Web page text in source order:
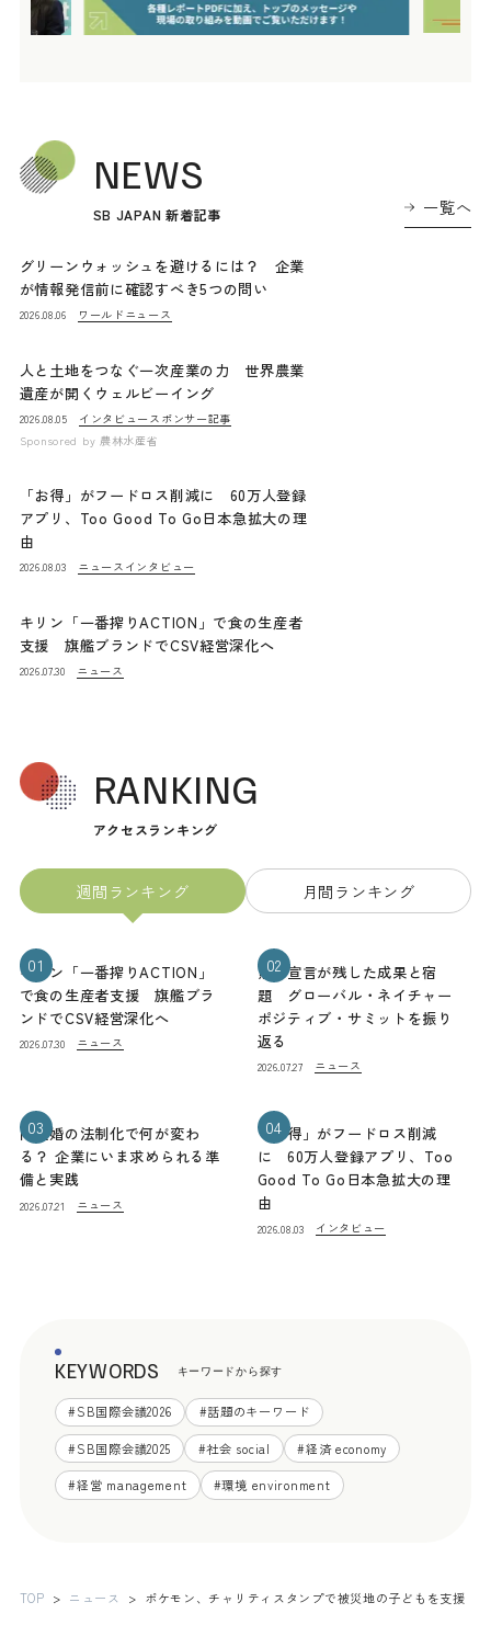
NEWS
SB JAPAN 新着記事 一覧へ
グリーンウォッシュを避けるには？ 企業
が情報発信前に確認すべき5つの問い
2026.08.06 ワールドニュース
人と土地をつなぐ一次産業の力 世界農業
遺産が開くウェルビーイング
2026.08.05 インタビュー スポンサー記事
Sponsored by 農林水産省
「お得」がフードロス削減に 60万人登録
アプリ、Too Good To Go日本急拡大の理
由
2026.08.03 ニュース インタビュー
キリン「一番搾りACTION」で食の生産者
支援 旗艦ブランドでCSV経営深化へ
2026.07.30 ニュース
RANKING
アクセスランキング
週間ランキング 月間ランキング
01
キリン「一番搾りACTION」
で食の生産者支援 旗艦ブラ
ンドでCSV経営深化へ
2026.07.30 ニュース
02
熊本宣言が残した成果と宿
題 グローバル・ネイチャー
ポジティブ・サミットを振り
返る
2026.07.27 ニュース
03
同性婚の法制化で何が変わ
る？ 企業にいま求められる準
備と実践
2026.07.21 ニュース
04
「お得」がフードロス削減
に 60万人登録アプリ、Too
Good To Go日本急拡大の理
由
2026.08.03 インタビュー
KEYWORDS キーワードから探す
#SB国際会議2026 #話題のキーワード
#SB国際会議2025 #社会 social #経済 economy
#経営 management #環境 environment
TOP ニュース ポケモン、チャリティスタンプで被災地の子どもを支援